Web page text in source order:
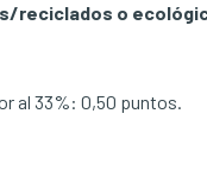
reciclados o
al 33%: 0,50 puntos.